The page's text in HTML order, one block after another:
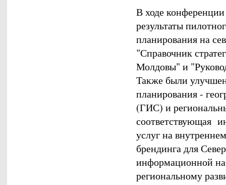
В ходе
результаты
планирования на
"Справочник
Молдовы" и
Также были
планирования -
(ГИС) и
соответствующая
услуг на
брендинга для
информационной
региональному